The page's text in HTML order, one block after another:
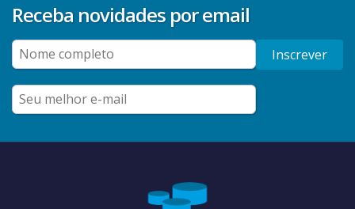
Receba novidades por email
Inscrever